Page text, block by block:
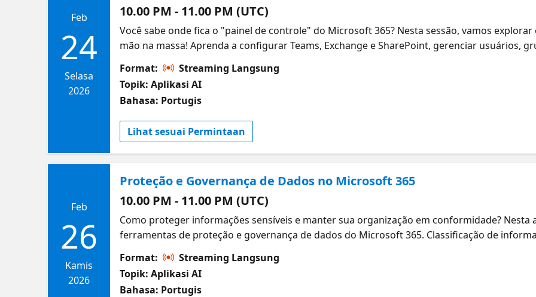
Feb
24
Selasa
2026
10.00 PM - 11.00 PM (UTC)
Você sabe onde fica o "painel de controle" do Microsoft 365? Nesta sessão, vamos
mão na massa! Aprenda a configurar Teams, Exchange e SharePoint, gerenciar usuários,
Center Configurar Teams, Exchange Online e SharePoint Compreender licenças, usuários e
Format:
Streaming Langsung
Topik: Aplikasi AI
Bahasa: Portugis
Lihat sesuai Permintaan
Feb
26
Kamis
2026
Proteção e Governança de Dados no Microsoft 365
10.00 PM - 11.00 PM (UTC)
Como proteger informações sensíveis e manter sua organização em conformidade? Nesta
ferramentas de proteção e governança de dados do Microsoft 365. Classificação de
Compreender e aplicar proteção de dados no Microsoft 365 Gerenciar informações
Implementar compliance e gestão de riscos
Format:
Streaming Langsung
Topik: Aplikasi AI
Bahasa: Portugis